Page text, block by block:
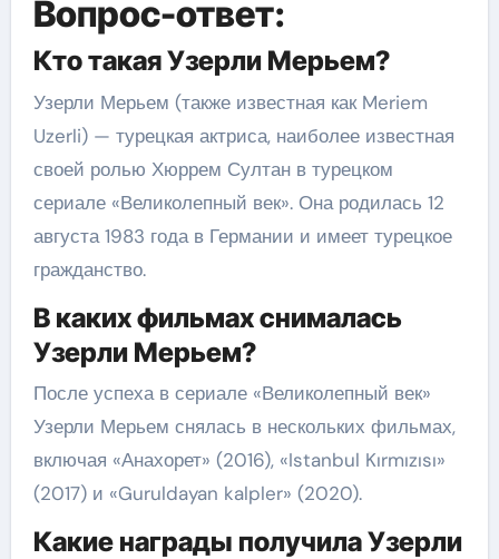
Вопрос-ответ:
Кто такая Узерли Мерьем?
Узерли Мерьем (также известная как Meriem
Uzerli) — турецкая актриса, наиболее известная
своей ролью Хюррем Султан в турецком
сериале «Великолепный век». Она родилась 12
августа 1983 года в Германии и имеет турецкое
гражданство.
В каких фильмах снималась
Узерли Мерьем?
После успеха в сериале «Великолепный век»
Узерли Мерьем снялась в нескольких фильмах,
включая «Анахорет» (2016), «Istanbul Kırmızısı»
(2017) и «Guruldayan kalpler» (2020).
Какие награды получила Узерли